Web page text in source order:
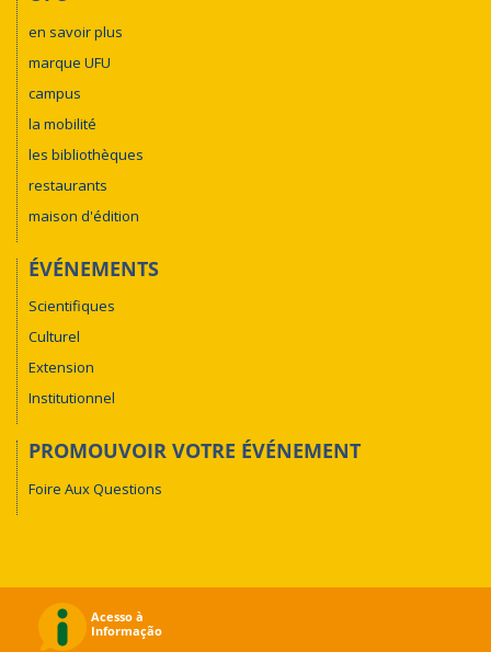
en savoir plus
marque UFU
campus
la mobilité
les bibliothèques
restaurants
maison d'édition
ÉVÉNEMENTS
Scientifiques
Culturel
Extension
Institutionnel
PROMOUVOIR VOTRE ÉVÉNEMENT
Foire Aux Questions